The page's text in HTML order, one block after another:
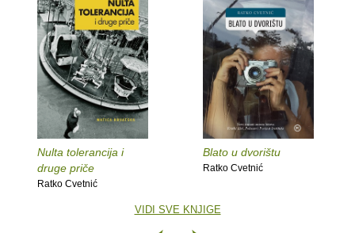
Nulta tolerancija i
druge priče
Ratko Cvetnić
Blato u dvorištu
Ratko Cvetnić
VIDI SVE KNJIGE